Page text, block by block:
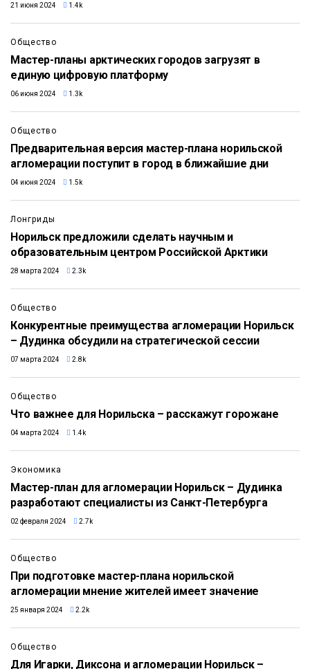
21 июня 2024 1.4k
Общество
Мастер-планы арктических городов загрузят в
единую цифровую платформу
06 июня 2024 1.3k
Общество
Предварительная версия мастер-плана норильской
агломерации поступит в город в ближайшие дни
04 июня 2024 1.5k
Лонгриды
Норильск предложили сделать научным и
образовательным центром Российской Арктики
28 марта 2024 2.3k
Общество
Конкурентные преимущества агломерации Норильск
– Дудинка обсудили на стратегической сессии
07 марта 2024 2.8k
Общество
Что важнее для Норильска – расскажут горожане
04 марта 2024 1.4k
Экономика
Мастер-план для агломерации Норильск – Дудинка
разработают специалисты из Санкт-Петербурга
02 февраля 2024 2.7k
Общество
При подготовке мастер-плана норильской
агломерации мнение жителей имеет значение
25 января 2024 2.2k
Общество
Для Игарки, Диксона и агломерации Норильск –